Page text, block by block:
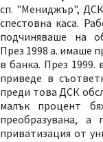
сп. "Мениджър",
спестовна каса.
подчиняваше на
През 1998 а. имаше
в банка. През 1999.
приведе в
преди това ДСК
малък процент
преобразувана, а
приватизация от